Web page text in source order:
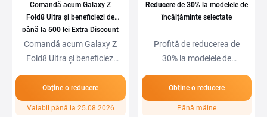
Comandă acum Galaxy Z
Fold8Ultra și beneficiezi de
până la500 lei Extra Discount
Comandă acum Galaxy Z
Fold8 Ultra și beneficiezi
Obține o reducere
Valabil până la 25.08.2026
Reducerede 30%la modelele de
încălțăminte selectate
Profită de reducerea de
30% la modelele de
Obține o reducere
Până mâine